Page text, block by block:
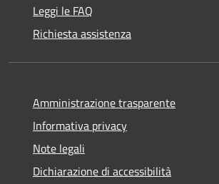
Leggi le FAQ
Richiesta assistenza
Amministrazione trasparente
Informativa privacy
Note legali
Dichiarazione di accessibilità